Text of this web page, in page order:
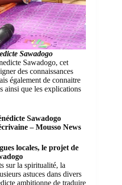
Sawadogo
Sawadogo, cet
des connaissances
également de connaitre
ainsi que les explications
Sawadogo
– Mousso News
locales, le projet de
sur la spiritualité, la
astuces dans divers
ambitionne de traduire